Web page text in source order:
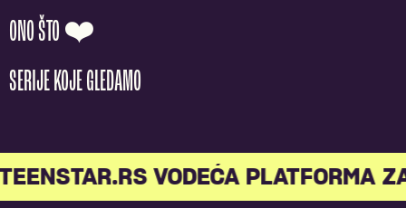
ONO ŠTO ❤️
SERIJE KOJE GLEDAMO
VODEĆA PLATFORMA